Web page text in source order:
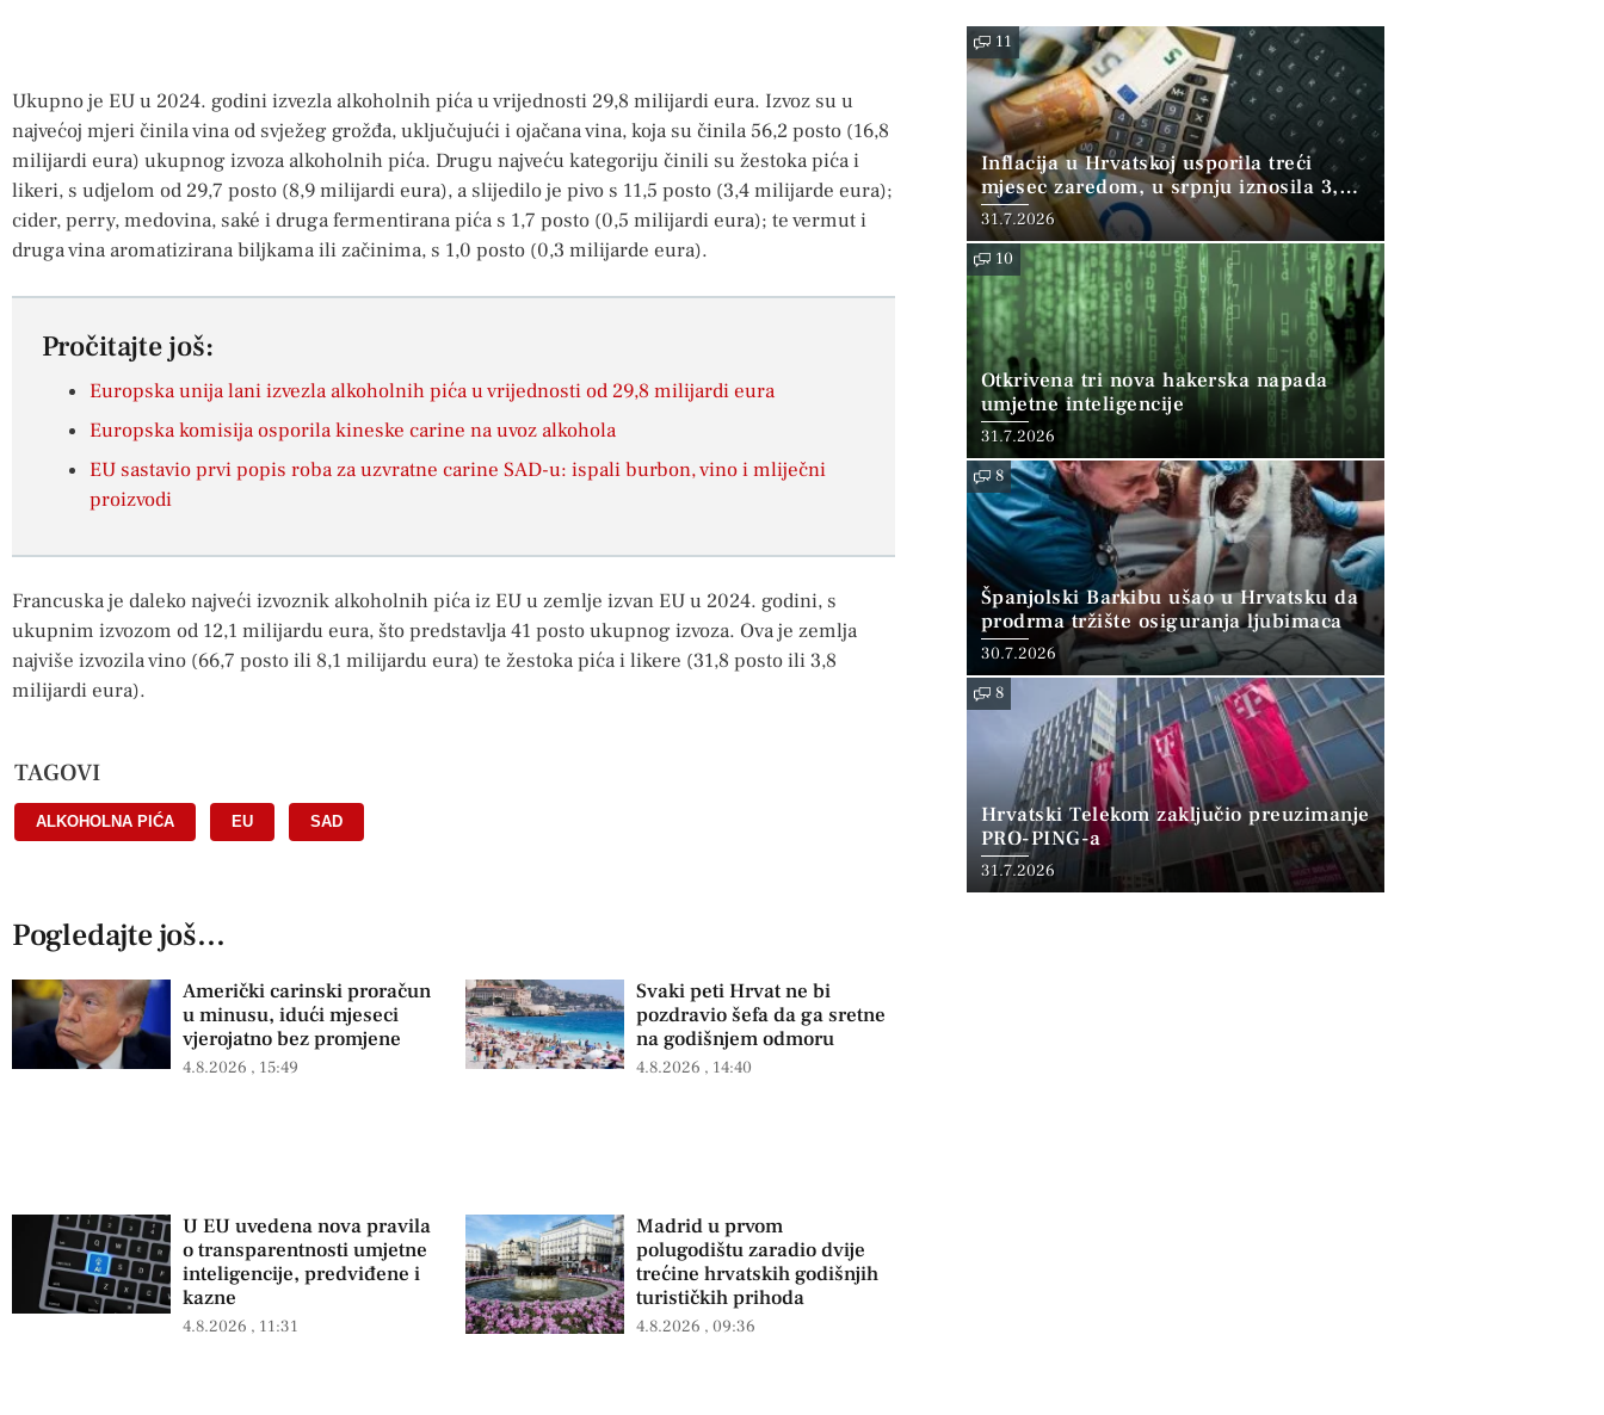
Ukupno je EU u 2024. godini izvezla alkoholnih pića u vrijednosti 29,8 milijardi eura. Izvoz su u
najvećoj mjeri činila vina od svježeg grožđa, uključujući i ojačana vina, koja su činila 56,2 posto (16,8
milijardi eura) ukupnog izvoza alkoholnih pića. Drugu najveću kategoriju činili su žestoka pića i
likeri, s udjelom od 29,7 posto (8,9 milijardi eura), a slijedilo je pivo s 11,5 posto (3,4 milijarde eura);
cider, perry, medovina, saké i druga fermentirana pića s 1,7 posto (0,5 milijardi eura); te vermut i
druga vina aromatizirana biljkama ili začinima, s 1,0 posto (0,3 milijarde eura).
Pročitajte još:
Europska unija lani izvezla alkoholnih pića u vrijednosti od 29,8 milijardi eura
Europska komisija osporila kineske carine na uvoz alkohola
EU sastavio prvi popis roba za uzvratne carine SAD-u: ispali burbon, vino i mliječni
proizvodi
Francuska je daleko najveći izvoznik alkoholnih pića iz EU u zemlje izvan EU u 2024. godini, s
ukupnim izvozom od 12,1 milijardu eura, što predstavlja 41 posto ukupnog izvoza. Ova je zemlja
najviše izvozila vino (66,7 posto ili 8,1 milijardu eura) te žestoka pića i likere (31,8 posto ili 3,8
milijardi eura).
TAGOVI
ALKOHOLNA PIĆA EU SAD
Pogledajte još...
Američki carinski proračun
u minusu, idući mjeseci
vjerojatno bez promjene
4.8.2026 15:49
Svaki peti Hrvat ne bi
pozdravio šefa da ga sretne
na godišnjem odmoru
4.8.2026 14:40
U EU uvedena nova pravila
o transparentnosti umjetne
inteligencije, predviđene i
kazne
4.8.2026 11:31
Madrid u prvom
polugodištu zaradio dvije
trećine hrvatskih godišnjih
turističkih prihoda
4.8.2026 09:36
11
Inflacija u Hrvatskoj usporila treći
mjesec zaredom, u srpnju iznosila 3,9
posto
31.7.2026
10
Otkrivena tri nova hakerska napada
umjetne inteligencije
31.7.2026
8
Španjolski Barkibu ušao u Hrvatsku da
prodrma tržište osiguranja ljubimaca
30.7.2026
8
Hrvatski Telekom zaključio preuzimanje
PRO-PING-a
31.7.2026